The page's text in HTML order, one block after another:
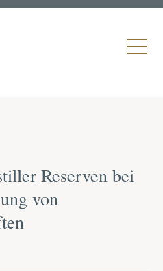
Reserven bei
von